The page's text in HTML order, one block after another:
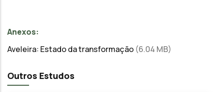
Anexos:
Aveleira: Estado da transformação (6.04 MB)
Outros Estudos